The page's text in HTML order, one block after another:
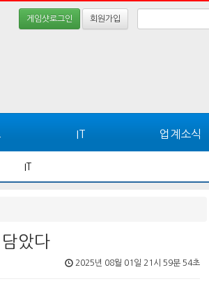
게임샷로그인 회원가입
IT 업계소식
IT
았다
2025년 08월 01일 21시 59분 54초